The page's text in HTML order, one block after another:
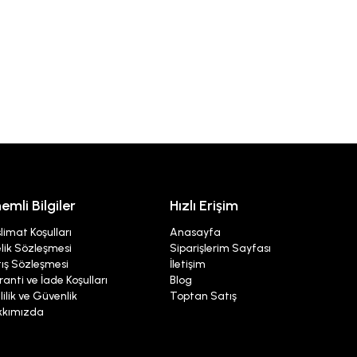
Bilgiler
Koşulları
Sözleşmesi
Sözleşmesi
ve İade Koşulları
ve Güvenlik
Hızlı Erişim
Anasayfa
Siparişlerim Sayfası
İletişim
Blog
Toptan Satış